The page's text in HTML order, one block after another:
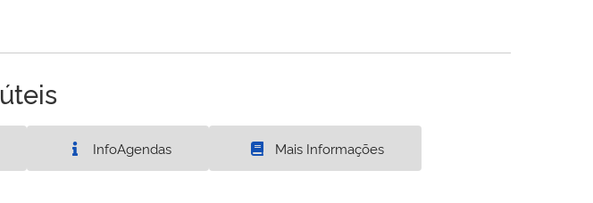
InfoAgendas Mais Informações